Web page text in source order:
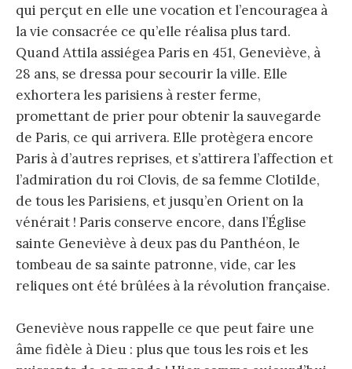
qui perçut en elle une vocation et l’encouragea à
la vie consacrée ce qu’elle réalisa plus tard.
Quand Attila assiégea Paris en 451, Geneviève, à
28 ans, se dressa pour secourir la ville. Elle
exhortera les parisiens à rester ferme,
promettant de prier pour obtenir la sauvegarde
de Paris, ce qui arrivera. Elle protègera encore
Paris à d’autres reprises, et s’attirera l’affection et
l’admiration du roi Clovis, de sa femme Clotilde,
de tous les Parisiens, et jusqu’en Orient on la
vénérait ! Paris conserve encore, dans l’Église
sainte Geneviève à deux pas du Panthéon, le
tombeau de sa sainte patronne, vide, car les
reliques ont été brûlées à la révolution française.
Geneviève nous rappelle ce que peut faire une
âme fidèle à Dieu : plus que tous les rois et les